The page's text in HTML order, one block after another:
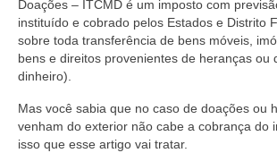
Doações – ITCMD é um imposto com
instituído e cobrado pelos Estados e Distrito
sobre toda transferência de bens móveis,
bens e direitos provenientes de heranças ou
dinheiro).
Mas você sabia que no caso de doações ou
venham do exterior não cabe a cobrança do
isso que esse artigo vai tratar.